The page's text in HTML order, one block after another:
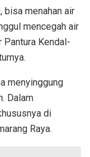
bisa menahan air
mencegah air
Pantura Kendal-
menyinggung
Dalam
di
Raya.